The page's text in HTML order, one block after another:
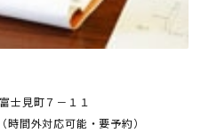
士見町７－１１
間外対応可能・要予約）